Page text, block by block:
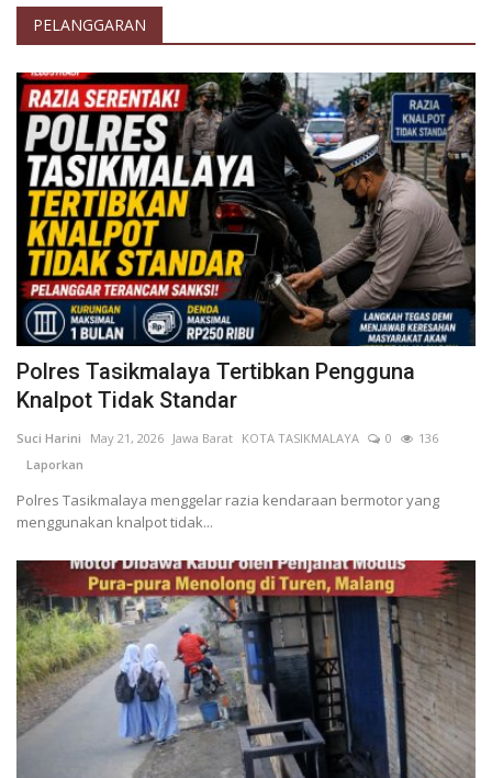
PELANGGARAN
Polres Tasikmalaya Tertibkan Pengguna
Knalpot Tidak Standar
Suci Harini May 21, 2026 Jawa Barat KOTA TASIKMALAYA 0
136
Laporkan
Polres Tasikmalaya menggelar razia kendaraan bermotor yang
menggunakan knalpot tidak...